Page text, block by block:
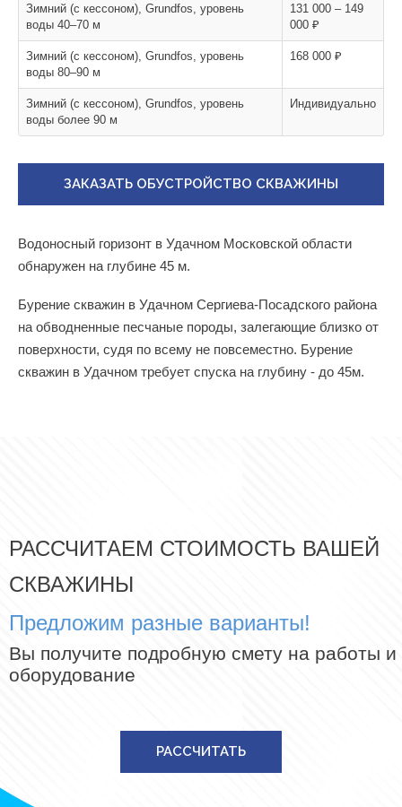
Зимний (с кессоном), Grundfos, уровень
воды 40–70 м
131 000 – 149
000 ₽
Зимний (с кессоном), Grundfos, уровень
воды 80–90 м
168 000 ₽
Зимний (с кессоном), Grundfos, уровень
воды более 90 м
Индивидуально
ЗАКАЗАТЬ ОБУСТРОЙСТВО СКВАЖИНЫ
Водоносный горизонт в Удачном Московской области
обнаружен на глубине 45 м.
Бурение скважин в Удачном Сергиева-Посадского района
на обводненные песчаные породы, залегающие близко от
поверхности, судя по всему не повсеместно. Бурение
скважин в Удачном требует спуска на глубину - до 45м.
РАССЧИТАЕМ СТОИМОСТЬ ВАШЕЙ
СКВАЖИНЫ
Предложим разные варианты!
Вы получите подробную смету на работы и
оборудование
РАССЧИТАТЬ